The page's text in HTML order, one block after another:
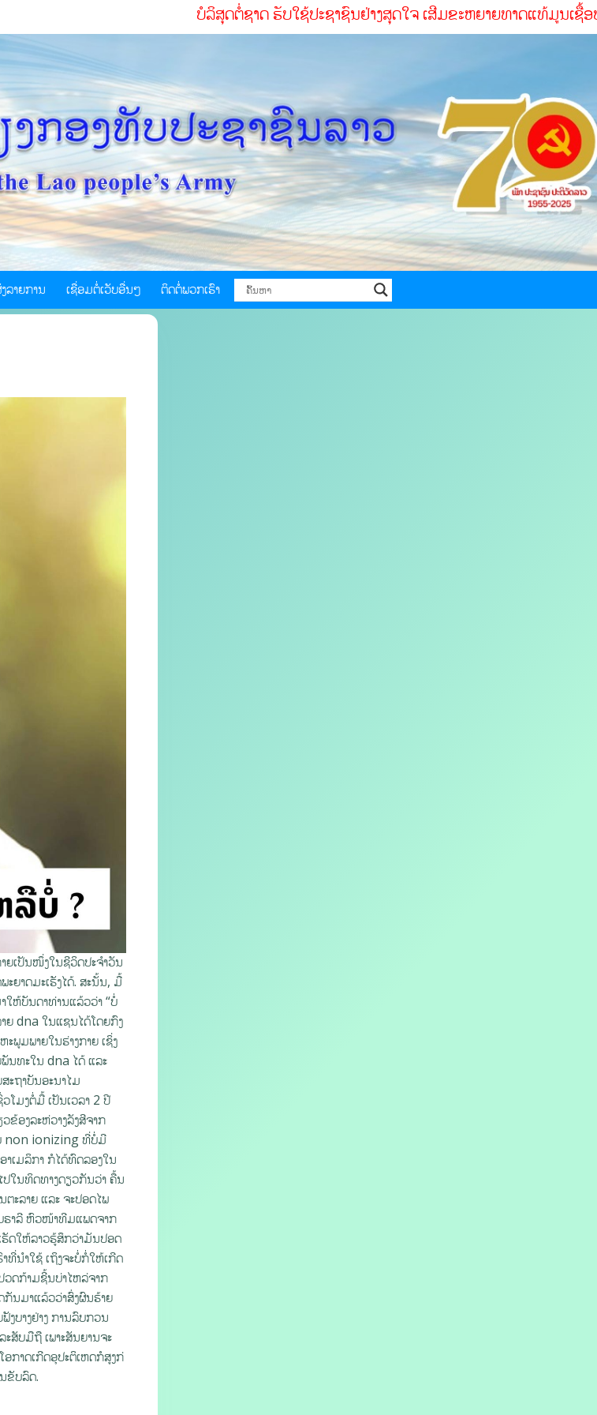
ບໍລິສຸດຕໍ່ຊາດ ຮັບໃຊ້ປະຊາຊົນຢ່າງສຸດໃຈ ເສີມຂະຫຍາຍທາດແທ້ມູນເຊື້ອປະຕິວັດ ສໍ
ລາຍການ ເຊື່ອມຕໍ່ເວັບອື່ນໆ ຕິດຕໍ່ພວກເຮົາ
ຍເປັນໜຶ່ງໃນຊີວິດປະຈຳວັນ
ຍາດມະເຮັງໄດ້. ສະນັ້ນ, ມື້
ຫ້ບັນດາທ່ານແລ້ວວ່າ “ບໍ່
ຍ dna ໃນແຊນໄດ້ໂດຍກົງ
ພູມພາຍໃນຮ່າງກາຍ ເຊິ່ງ
ພັນທະໃນ dna ໄດ້ ແລະ
ະຖາບັນອະນາໄມ
ມງຕໍ່ມື້ ເປັນເວລາ 2 ປີ
ອງລະຫ່ວາງລັງສີຈາກ
non ionizing ທີ່ບໍ່ມີ
າເມລິກາ ກໍໄດ້ທົດລອງໃນ
ປໃນທິດທາງດຽວກັນວ່າ ຄື້ນ
ະລາຍ ແລະ ຈະປອດໄພ
ບຣາລີ ຫົວໜ້າທີມແພດຈາກ
ຮັດໃຫ້ລາວຮູ້ສຶກວ່າມັນປອດ
ນຳໃຊ້ ເຖິງຈະບໍ່ກໍ່ໃຫ້ເກີດ
ວດກ້າມຊີ້ນບ່າໄຫລ່ຈາກ
ນມາແລ້ວວ່າສົ່ງຜົນຮ້າຍ
ບາງຢ່າງ ການລົບກວນ
ບມືຖື ເພາະສັນຍານຈະ
ກາດເກີດອຸປະຕິເຫດກໍສູງກ່
ຂັບລົດ.